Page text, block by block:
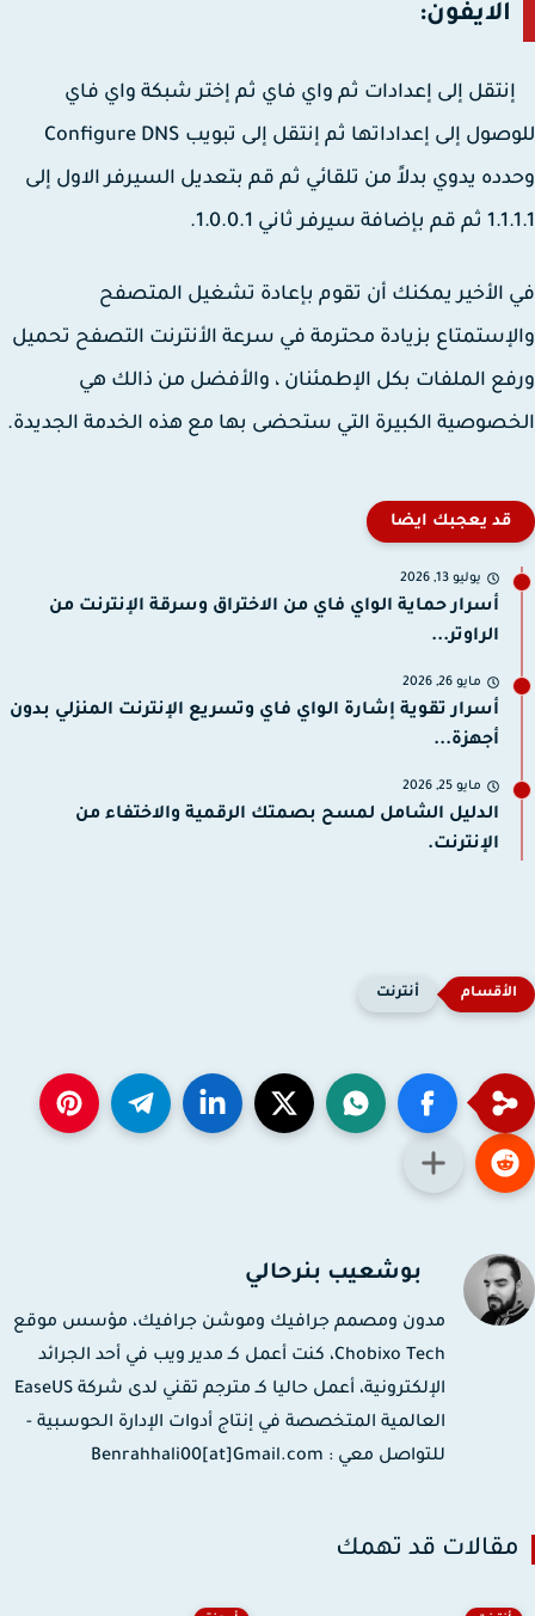
الايفون:
إلى إعدادات ثم واي فاي ثم إختر شبكة واي فاي
للوصول إلى إعداداتها ثم إنتقل إلى تبويب Configure DNS
يدوي بدلاً من تلقائي ثم قم بتعديل السيرفر الاول إلى
ثاني 1.0.0.1.
الأخير يمكنك أن تقوم بإعادة تشغيل المتصفح
بزيادة محترمة في سرعة الأنترنت التصفح تحميل
الملفات بكل الإطمئنان ، والأفضل من ذالك هي
الكبيرة التي ستحضى بها مع هذه الخدمة الجديدة.
قد يعجبك ايضا
يوليو 13, 2026
أسرار حماية الواي فاي من الاختراق وسرقة الإنترنت من
الراوتر...
مايو 26, 2026
أسرار تقوية إشارة الواي فاي وتسريع الإنترنت المنزلي بدون
أجهزة...
مايو 25, 2026
الدليل الشامل لمسح بصمتك الرقمية والاختفاء من
الإنترنت.
أنترنت
بوشعيب بنرحالي
مدون ومصمم جرافيك وموشن جرافيك، مؤسس موقع
Chobixo Tech، كنت أعمل كـ مدير ويب في أحد الجرائد
الإلكترونية، أعمل حاليا كـ مترجم تقني لدى شركة EaseUS
العالمية المتخصصة في إنتاج أدوات الإدارة الحوسبية -
للتواصل معي : Benrahhali00[at]Gmail.com
قد تهمك